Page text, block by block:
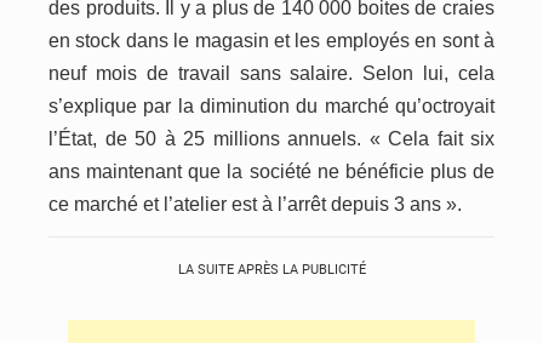
des produits. Il y a plus de 140 000 boites de craies
en stock dans le magasin et les employés en sont à
neuf mois de travail sans salaire. Selon lui, cela
s’explique par la diminution du marché qu’octroyait
l’État, de 50 à 25 millions annuels. « Cela fait six
ans maintenant que la société ne bénéficie plus de
ce marché et l’atelier est à l’arrêt depuis 3 ans ».
LA SUITE APRÈS LA PUBLICITÉ